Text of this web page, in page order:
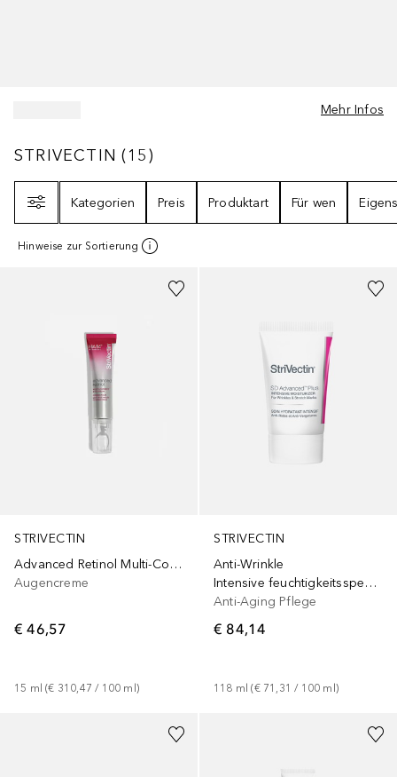
Mehr Infos
STRIVECTIN 15
STRIVECTIN (15)
Kategorien
Preis Produktart Für wen
Hinweise zur Sortierung
STRIVECTIN
Advanced Retinol Multi-Correct Eye Cream
Augencreme
€ 46,57
15 ml (€ 310,47 / 100 ml )
STRIVECTIN
Anti-Wrinkle
Intensive feuchtigkeitsspendende Pflege
Anti-Aging Pflege
€ 84,14
118 ml (€ 71,31 / 100 ml )